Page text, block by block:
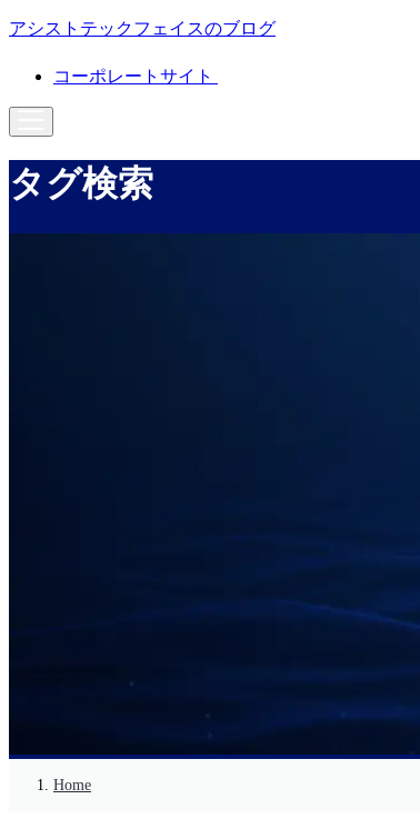
アシストテックフェイスのブログ
コーポレートサイト
タグ検索
Home